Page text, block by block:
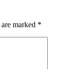
marked *